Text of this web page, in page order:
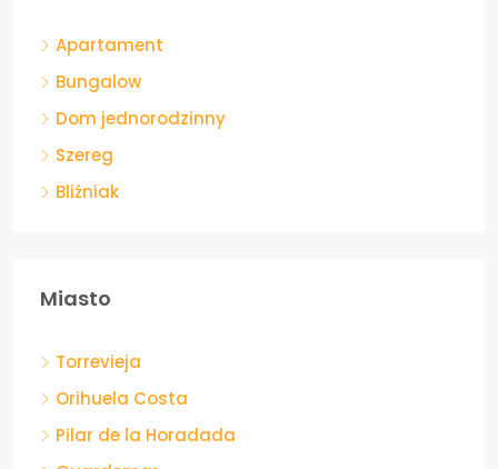
Apartament
Bungalow
Dom jednorodzinny
Szereg
Bliźniak
Miasto
Torrevieja
Orihuela Costa
Pilar de la Horadada